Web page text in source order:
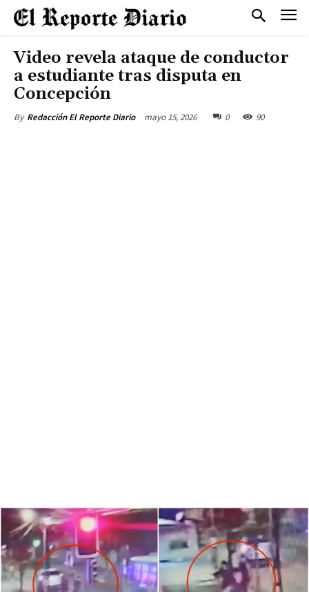
Video revela ataque de conductor
a estudiante tras disputa en
Concepción
By Redacción El Reporte Diario mayo 15, 2026 0 90